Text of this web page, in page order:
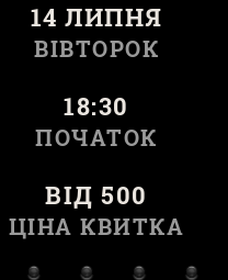
14 ЛИПНЯ
ВІВТОРОК
18:30
ПОЧАТОК
ВІД 500
ЦІНА КВИТКА